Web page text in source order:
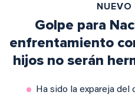
NUEVO
Golpe para
enfrentamiento
hijos no serán
Ha sido la expareja del